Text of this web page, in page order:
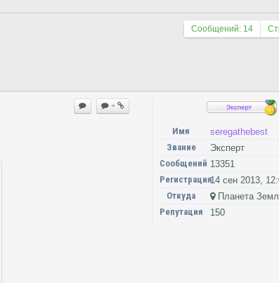
Сообщений: 14
+
Имя
seregathebest
Звание
Эксперт
Сообщений 13351
Регистрация14 сен 2013,
Откуда
Планета
Репутация
150